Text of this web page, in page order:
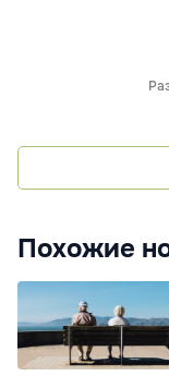
Похожие